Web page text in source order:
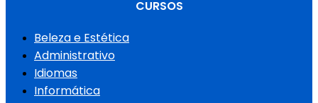
CURSOS
Beleza e Estética
Administrativo
Idiomas
Informática